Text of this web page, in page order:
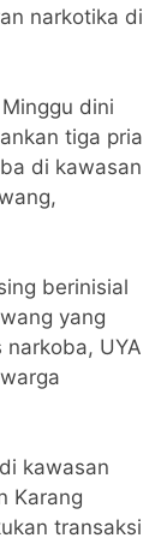
narkotika di
dini
tiga pria
di kawasan
berinisial
yang
UYA
kawasan
Karang
transaksi